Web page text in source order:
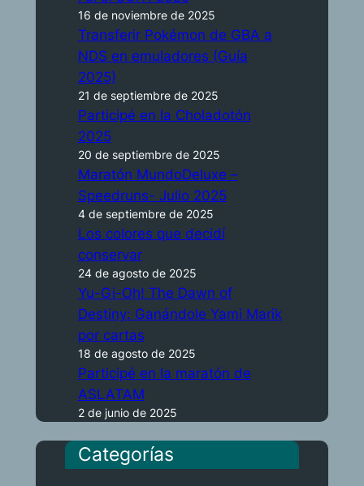
16 de noviembre de 2025
Transferir Pokémon de GBA a
NDS en emuladores (Guía
2025)
21 de septiembre de 2025
Participé en la Choladotón
2025
20 de septiembre de 2025
Maratón MundoDeluxe –
Speedruns- Julio 2025
4 de septiembre de 2025
Los colores que decidí
conservar
24 de agosto de 2025
Yu-Gi-Oh! The Dawn of
Destiny: Ganándole Yami Marik
por cartas
18 de agosto de 2025
Participé en la maratón de
ASLATAM
2 de junio de 2025
Categorías